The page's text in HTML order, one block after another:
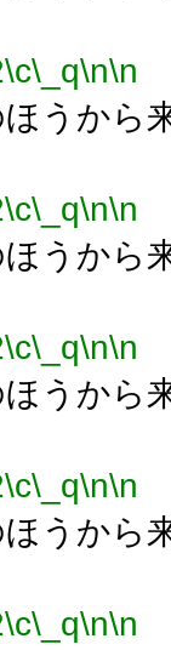
\c\_q\n\n
ほうから
\c\_q\n\n
ほうから
\c\_q\n\n
ほうから
\c\_q\n\n
ほうから
\c\_q\n\n